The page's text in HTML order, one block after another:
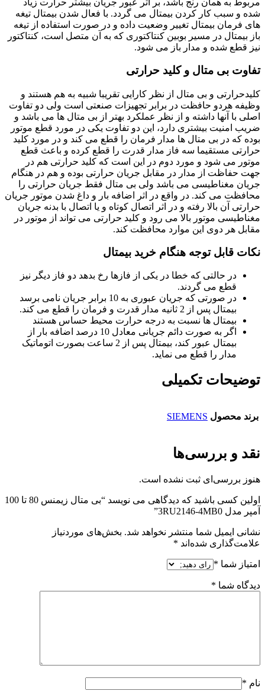
مربوط به همان رنج باشد، بر اثر عبور جریان بیشتر حرارت زیاد
شده و سبب کار کردن بیمتال می گردد. با فعال شدن بیمتال تیغه
های فرمان بیمتال تغییر وضعیت داده و در صورت استفاده از تیغه
باز بیمتال در مسیر بوبین کنتاکتوری که به آن متصل است، کنتاکتور
نیز قطع شده و مدار باز می شود.
تفاوت بی متال و کلید حرارتی
کلیدحرارتی و بی متال از نظر کارایی تقریبا شبیه به هم هستند و
وظیفه هردو حافظت در برابر تجهیزات صنعتی است ولی دو تفاوت
اصلی با آنها داشته و از نظر عملکرد بهتر از بی متال ها می باشد و
ضریب امنیت بیشتری دارد، این دو تفاوت یکی در مورد قطع موتور
بوده که در بی متال ها مدار فرمان را قطع می کند و در مورد کلید
حرارتی مستقیما سه فاز مدار قدرت را قطع کرده و باعث قطع
موتور می شود و مورد دوم در این است که کلید حرارتی هم در
جهت حفاظت از مدار در مقابل جریان حرارتی بوده و هم در هنگام
جریان مغناطیسی می باشد ولی بی متال فقط جریان حرارتی را
محافظت می کند. در واقع در اثر اضافه بار و داغ شدن موتور جریان
حرارتی آن بالا رفته و در اثر اتصال کوتاه و یا اتصال با بدنه جریان
مغناطیسی موتور بالا می رود و کلید حرارتی می تواند از موتور در
مقابل هر دوی این موارد محافظت کند.
نکات قابل توجه هنگام خرید بیمتال
در حالتی که خطا در یکی از فازها رخ بدهد دو فاز دیگر نیز
قطع می گردند.
در صورتی که جریان عبوری به 10 برابر جریان نامی برسد
بیمتال پس از 2 ثانیه مدار قدرت و فرمان را قطع می کند.
بیمتال ها نسبت به درجه حرارت محیط حساس هستند
اگر به صورت دائم جریانی معادل 10 درصد اضافه بار از
بیمتال عبور کند، بیمتال پس از 2 ساعت بصورت اتوماتیک
مدار را قطع می نماید.
توضیحات تکمیلی
برند محصول SIEMENS
نقد و بررسی‌ها
هنوز بررسی‌ای ثبت نشده است.
اولین کسی باشید که دیدگاهی می نویسد “بی متال زیمنس 80 تا 100
آمپر مدل 3RU2146-4MB0”
نشانی ایمیل شما منتشر نخواهد شد. بخش‌های موردنیاز
علامت‌گذاری شده‌اند *
امتیاز شما *
دیدگاه شما *
نام *